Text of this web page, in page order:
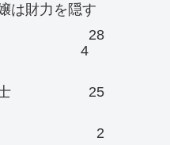
は財力を隠す
28
4
25
2